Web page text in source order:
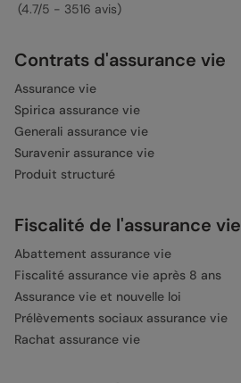
(4.7/5 - 3516 avis)
Contrats d'assurance vie
Assurance vie
Spirica assurance vie
Generali assurance vie
Suravenir assurance vie
Produit structuré
Fiscalité de l'assurance vie
Abattement assurance vie
Fiscalité assurance vie après 8 ans
Assurance vie et nouvelle loi
Prélèvements sociaux assurance vie
Rachat assurance vie